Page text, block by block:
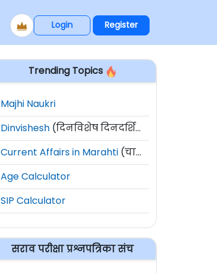
Login Register
Trending Topics
Majhi Naukri
Dinvishesh (दिनविशेष दिनदर्शिका)
Current Affairs in Marahti (चालू घडामोडी)
Age Calculator
SIP Calculator
सराव परीक्षा प्रश्नपत्रिका संच